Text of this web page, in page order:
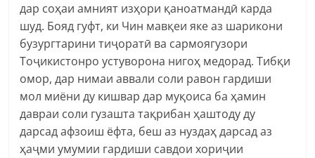
дар соҳаи амният изҳори қаноатмандӣ карда
шуд. Бояд гуфт, ки Чин мавқеи яке аз шарикони
бузургтарини тиҷоратӣ ва сармоягузори
Тоҷикистонро устуворона нигоҳ медорад. Тибқи
омор, дар нимаи аввали соли равон гардиши
мол миёни ду кишвар дар муқоиса ба ҳамин
давраи соли гузашта тақрибан ҳаштоду ду
дарсад афзоиш ёфта, беш аз нуздаҳ дарсад аз
ҳаҷми умумии гардиши савдои хориҷии